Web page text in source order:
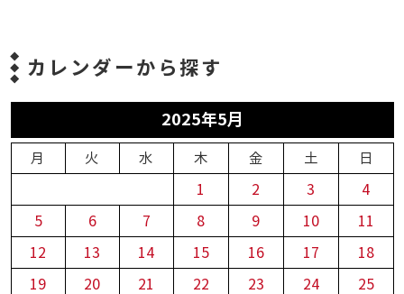
カレンダーから探す
2025年5月
月 火 水 木 金 土 日
1 2 3
4
5
6 7 8 9 10
11
12
13 14 15 16 17
18
19
20 21 22 23 24
25